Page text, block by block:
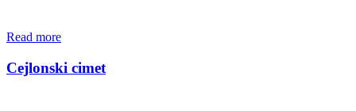
Read more
Cejlonski cimet